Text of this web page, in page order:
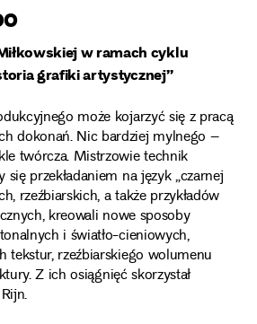
w ramach cyklu
grafiki artystycznej”
może kojarzyć się z pracą
dokonań. Nic bardziej mylnego –
twórcza. Mistrzowie technik
przekładaniem na język „czarnej
rzeźbiarskich, a także przykładów
kreowali nowe sposoby
i światło-cieniowych,
tekstur, rzeźbiarskiego wolumenu
Z ich osiągnięć skorzystał